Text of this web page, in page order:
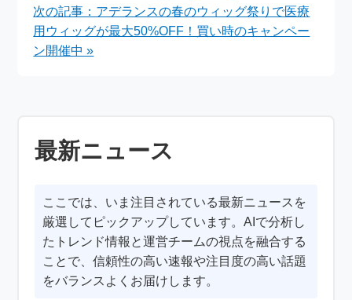
次の記事：アデランスの春のウィッグ祭りで医療
用ウィッグが最大50%OFF！買い時のキャンペー
ン開催中 »
最新ニュース
ここでは、いま注目されている最新ニュースを
厳選してピックアップしています。AIで分析し
たトレンド情報と運営チームの視点を融合する
ことで、信頼性の高い速報や注目度の高い話題
をバランスよくお届けします。